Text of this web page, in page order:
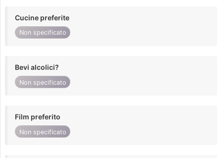
Cucine preferite
Non specificato
Bevi alcolici?
Non specificato
Film preferito
Non specificato